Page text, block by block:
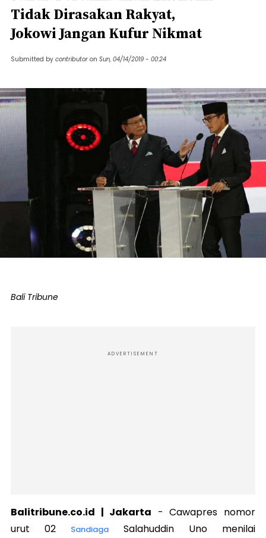
Tidak Dirasakan Rakyat,
Jokowi Jangan Kufur Nikmat
Submitted by contributor on Sun, 04/14/2019 - 00:24
Bali Tribune
ADVERTISEMENT
Balitribune.co.id | Jakarta - Cawapres nomor
urut 02
Sandiaga
Salahuddin Uno menilai